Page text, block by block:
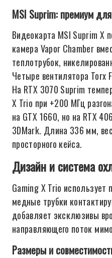
MSI Suprim: премиум
Видеокарта MSI Suprim X
камера Vapor Chamber
теплотрубок,
Четыре вентилятора Torx
На RTX 3070 Suprim
X Trio при +200 МГц
на GTX 1660, но на RTX
3DMark. Длина 336 мм,
просторного кейса.
Дизайн и система
Gaming X Trio использует
медные трубки
добавляет эксклюзивы
направляющего поток
Размеры и